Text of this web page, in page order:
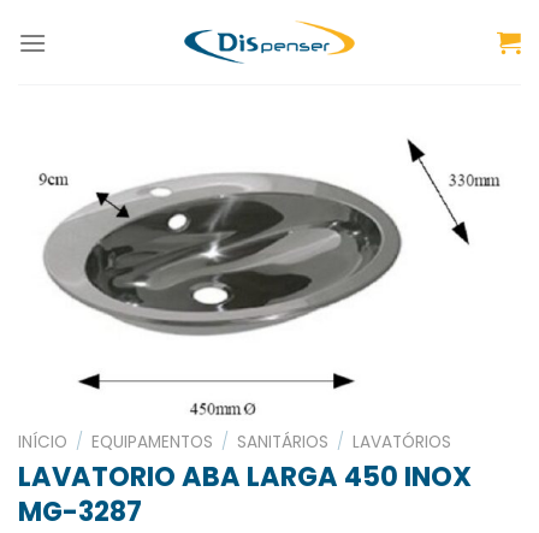
INÍCIO / EQUIPAMENTOS / SANITÁRIOS / LAVATÓRIOS
LAVATORIO ABA LARGA 450 INOX
MG-3287